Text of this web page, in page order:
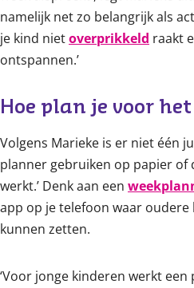
namelijk net zo belangrijk als
je kind nietoverprikkeld raakt
ontspannen.’
Hoe plan je voor
Volgens Marieke is er niet één
planner gebruiken op papier of
werkt.’ Denk aan een
app op je telefoon waar
kunnen zetten.
‘Voor jonge kinderen werkt